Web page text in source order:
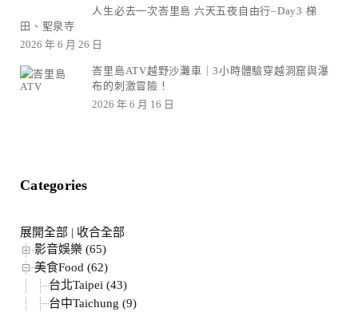
人生必去一次峇里島 六天五夜自由行–Day3 梯
田、聖泉寺
2026 年 6 月 26 日
峇里島ATV越野沙灘車｜3小時體驗穿越洞窟與瀑
布的刺激冒險！
2026 年 6 月 16 日
Categories
展開全部 | 收合全部
影音娛樂 (65)
美食Food (62)
台北Taipei (43)
台中Taichung (9)